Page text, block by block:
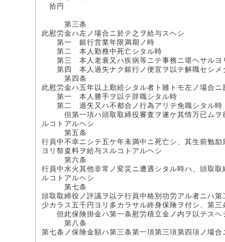
拾円
第三条
此慰労金ハ左ノ場合ニ於テ之ヲ給与スヘシ
第一 銀行営業年限満期ノ時
第二 本人勤務中死亡シタル時
第三 本人老衰又ハ疾病等ニテ事務ニ堪ヘサルヨ
第四 本人過失ナク銀行ノ便宜ヲ以テ解職セシメ
第四条
此慰労金ハ五年以上勤続シタル者ト雖トモ左ノ場合
第一 本人勝手ヲ以テ辞職シタル時
第二 過失又ハ不都合ノ行為アリテ免職シタル時
但第一項ハ頭取取締役審査ヲ遂ケ其情万已ムヲ得
ルコトアルヘシ
第五条
行員中不幸ニシテ五ケ年未満中ニ死亡シ、其生前勉
ヨリ祭粢料ヲ給与スルコトアルヘシ
第六条
行員中水火其他非常ノ変災ニ遭遇シタル時ハ、頭取
ルコトアルヘシ
第七条
頭取取締役ノ評議ヲ以テ行員中格別功労アル者ニハ
少カラス五千円ヨリ多カラサル終身保険ヲ付シ、第
但此保険掛金ハ第一条慰労積立金ノ内ヲ以テスヘ
第八条
第七条ノ保険金額ハ第三条第一項第三項第四項ノ場合